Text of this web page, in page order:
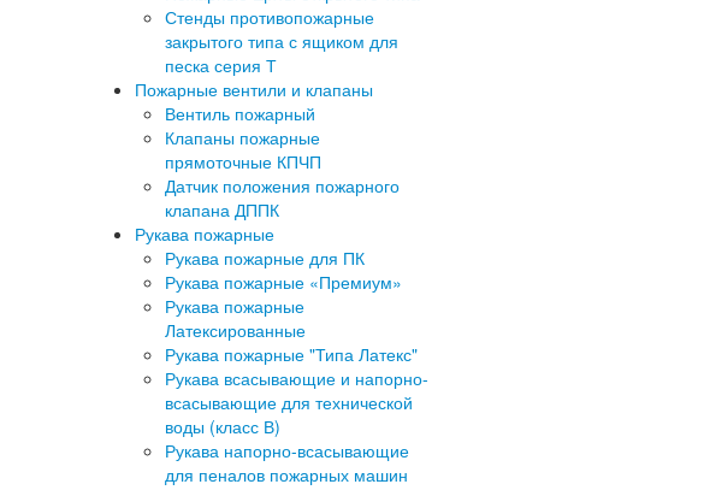
Стенды противопожарные
закрытого типа с ящиком для
песка серия Т
Пожарные вентили и клапаны
Вентиль пожарный
Клапаны пожарные
прямоточные КПЧП
Датчик положения пожарного
клапана ДППК
Рукава пожарные
Рукава пожарные для ПК
Рукава пожарные «Премиум»
Рукава пожарные
Латексированные
Рукава пожарные "Типа Латекс"
Рукава всасывающие и напорно-
всасывающие для технической
воды (класс В)
Рукава напорно-всасывающие
для пеналов пожарных машин